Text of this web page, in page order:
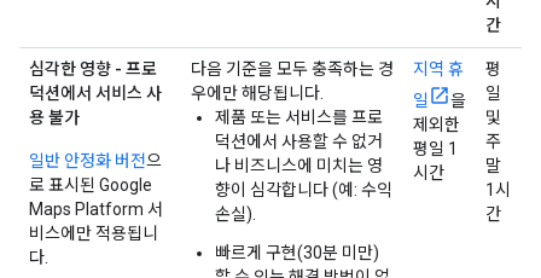
간
심각한 영향 - 프로
덕션에서 서비스 사
용 불가
일반 안정화 버전으
로 표시된 Google
Maps Platform 서
비스에만 적용됩니
다.
다음 기준을 모두 충족하는 경
우에만 해당됩니다.
제품 또는 서비스를 프로
덕션에서 사용할 수 없거
나 비즈니스에 미치는 영
향이 심각합니다 (예: 수익
손실).
빠르게 구현(30분 미만)
지역 휴
일
을
제외한
평일 1
시간
평
일
및
주
말
1시
간